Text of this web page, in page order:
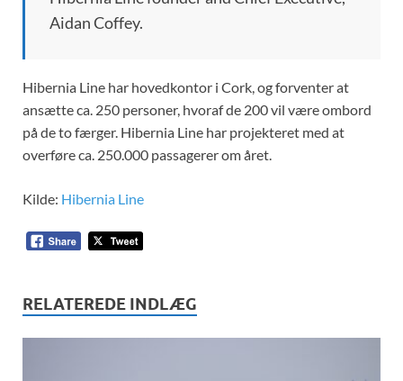
Aidan Coffey.
Hibernia Line har hovedkontor i Cork, og forventer at
ansætte ca. 250 personer, hvoraf de 200 vil være ombord
på de to færger. Hibernia Line har projekteret med at
overføre ca. 250.000 passagerer om året.
Kilde: Hibernia Line
RELATEREDE INDLÆG